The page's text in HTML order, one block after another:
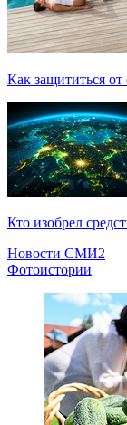
Как защититься от
Кто изобрел
Новости СМИ2
Фотоистории